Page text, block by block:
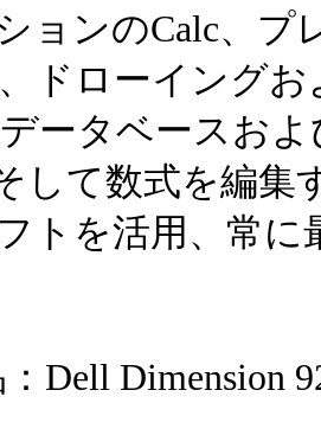
ョンのCalc、プ
、ドローイング
ータベースお
して数式を編集
トを活用、常に
Dell Dimension